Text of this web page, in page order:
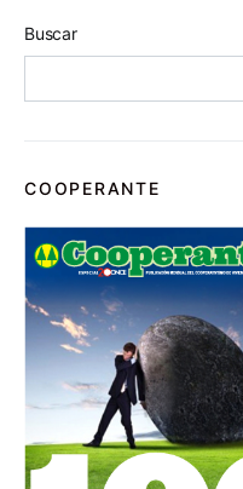
Buscar
COOPERANTE